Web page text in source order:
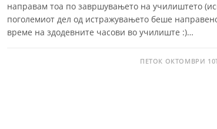
направам тоа по завршувањето на училиштето
поголемиот дел од истражувањето беше
време на здодевните часови во училиште :)…
ПЕТОК ОКТОМВРИ